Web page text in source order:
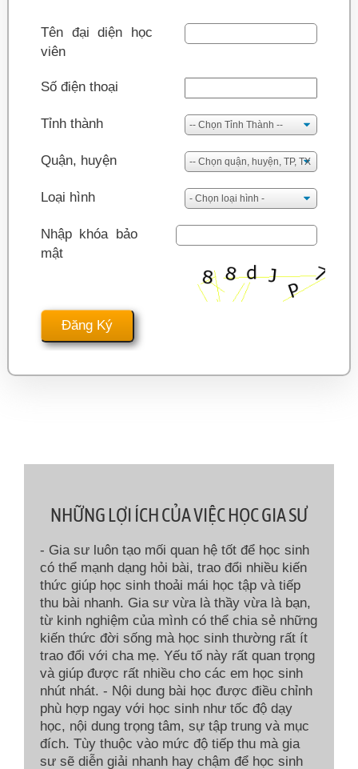
Tên đại diện học
viên
Số điện thoại
Tỉnh thành
Quận, huyện
Loại hình
Nhập khóa bảo
mật
NHỮNG LỢI ÍCH CỦA VIỆC HỌC GIA SƯ
- Gia sư luôn tạo mối quan hệ tốt để học sinh
có thể mạnh dạng hỏi bài, trao đổi nhiều kiến
thức giúp học sinh thoải mái học tập và tiếp
thu bài nhanh. Gia sư vừa là thầy vừa là bạn,
từ kinh nghiệm của mình có thể chia sẻ những
kiến thức đời sống mà học sinh thường rất ít
trao đổi với cha mẹ. Yếu tố này rất quan trọng
và giúp được rất nhiều cho các em học sinh
nhút nhát. - Nội dung bài học được điều chỉnh
phù hợp ngay với học sinh như tốc độ dạy
học, nội dung trọng tâm, sự tập trung và mục
đích. Tùy thuộc vào mức độ tiếp thu mà gia
sư sẽ diễn giải nhanh hay chậm để học sinh